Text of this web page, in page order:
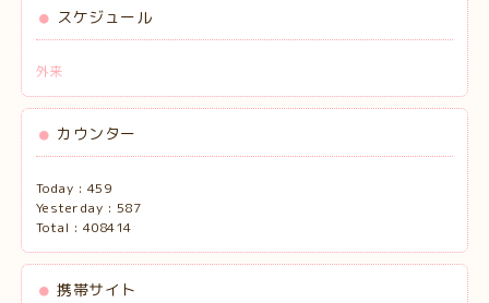
スケジュール
外来
カウンター
Today : 459
Yesterday : 587
Total : 408414
携帯サイト